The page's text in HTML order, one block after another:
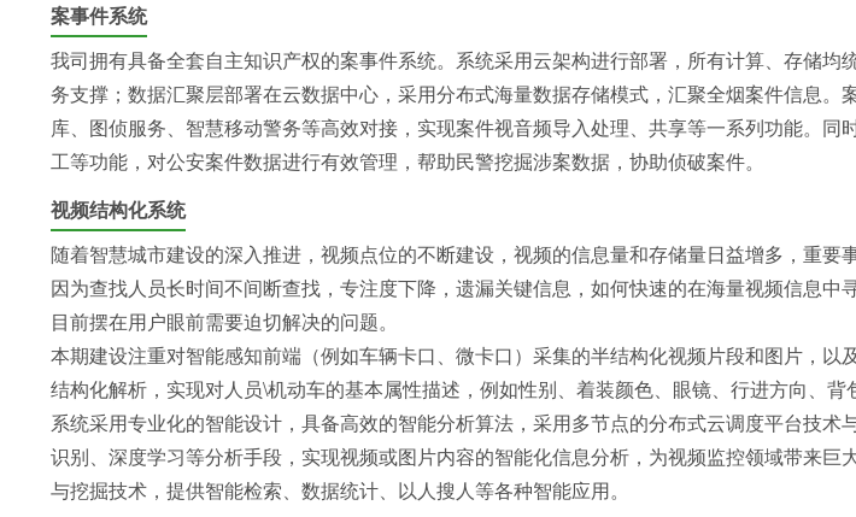
案事件系统
我司拥有具备全套自主知识产权的案事件系统。系统采用云架构进行部署，所有计算、存储
务支撑；数据汇聚层部署在云数据中心，采用分布式海量数据存储模式，汇聚全烟案件信息
库、图侦服务、智慧移动警务等高效对接，实现案件视音频导入处理、共享等一系列功能。
工等功能，对公安案件数据进行有效管理，帮助民警挖掘涉案数据，协助侦破案件。
视频结构化系统
随着智慧城市建设的深入推进，视频点位的不断建设，视频的信息量和存储量日益增多，重
因为查找人员长时间不间断查找，专注度下降，遗漏关键信息，如何快速的在海量视频信息
目前摆在用户眼前需要迫切解决的问题。
本期建设注重对智能感知前端（例如车辆卡口、微卡口）采集的半结构化视频片段和图片，
结构化解析，实现对人员\机动车的基本属性描述，例如性别、着装颜色、眼镜、行进方向、
系统采用专业化的智能设计，具备高效的智能分析算法，采用多节点的分布式云调度平台技
识别、深度学习等分析手段，实现视频或图片内容的智能化信息分析，为视频监控领域带来
与挖掘技术，提供智能检索、数据统计、以人搜人等各种智能应用。